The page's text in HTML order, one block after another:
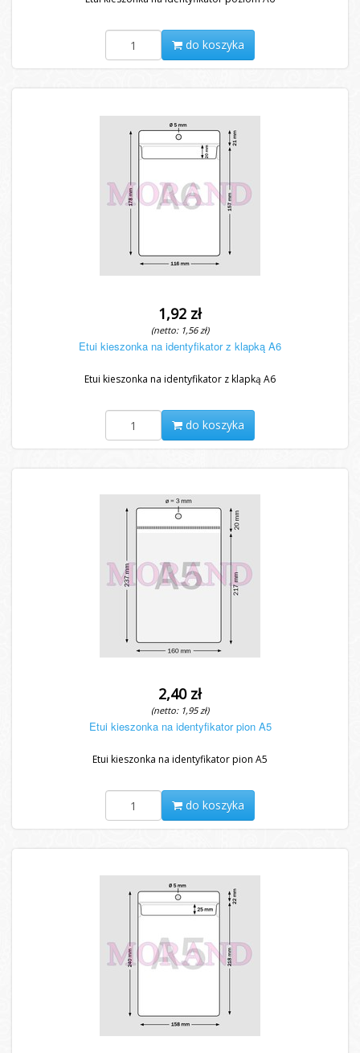
do koszyka
1,92 zł
(netto: 1,56 zł)
Etui kieszonka na identyfikator z klapką A6
Etui kieszonka na identyfikator z klapką A6
do koszyka
2,40 zł
(netto: 1,95 zł)
Etui kieszonka na identyfikator pion A5
Etui kieszonka na identyfikator pion A5
do koszyka